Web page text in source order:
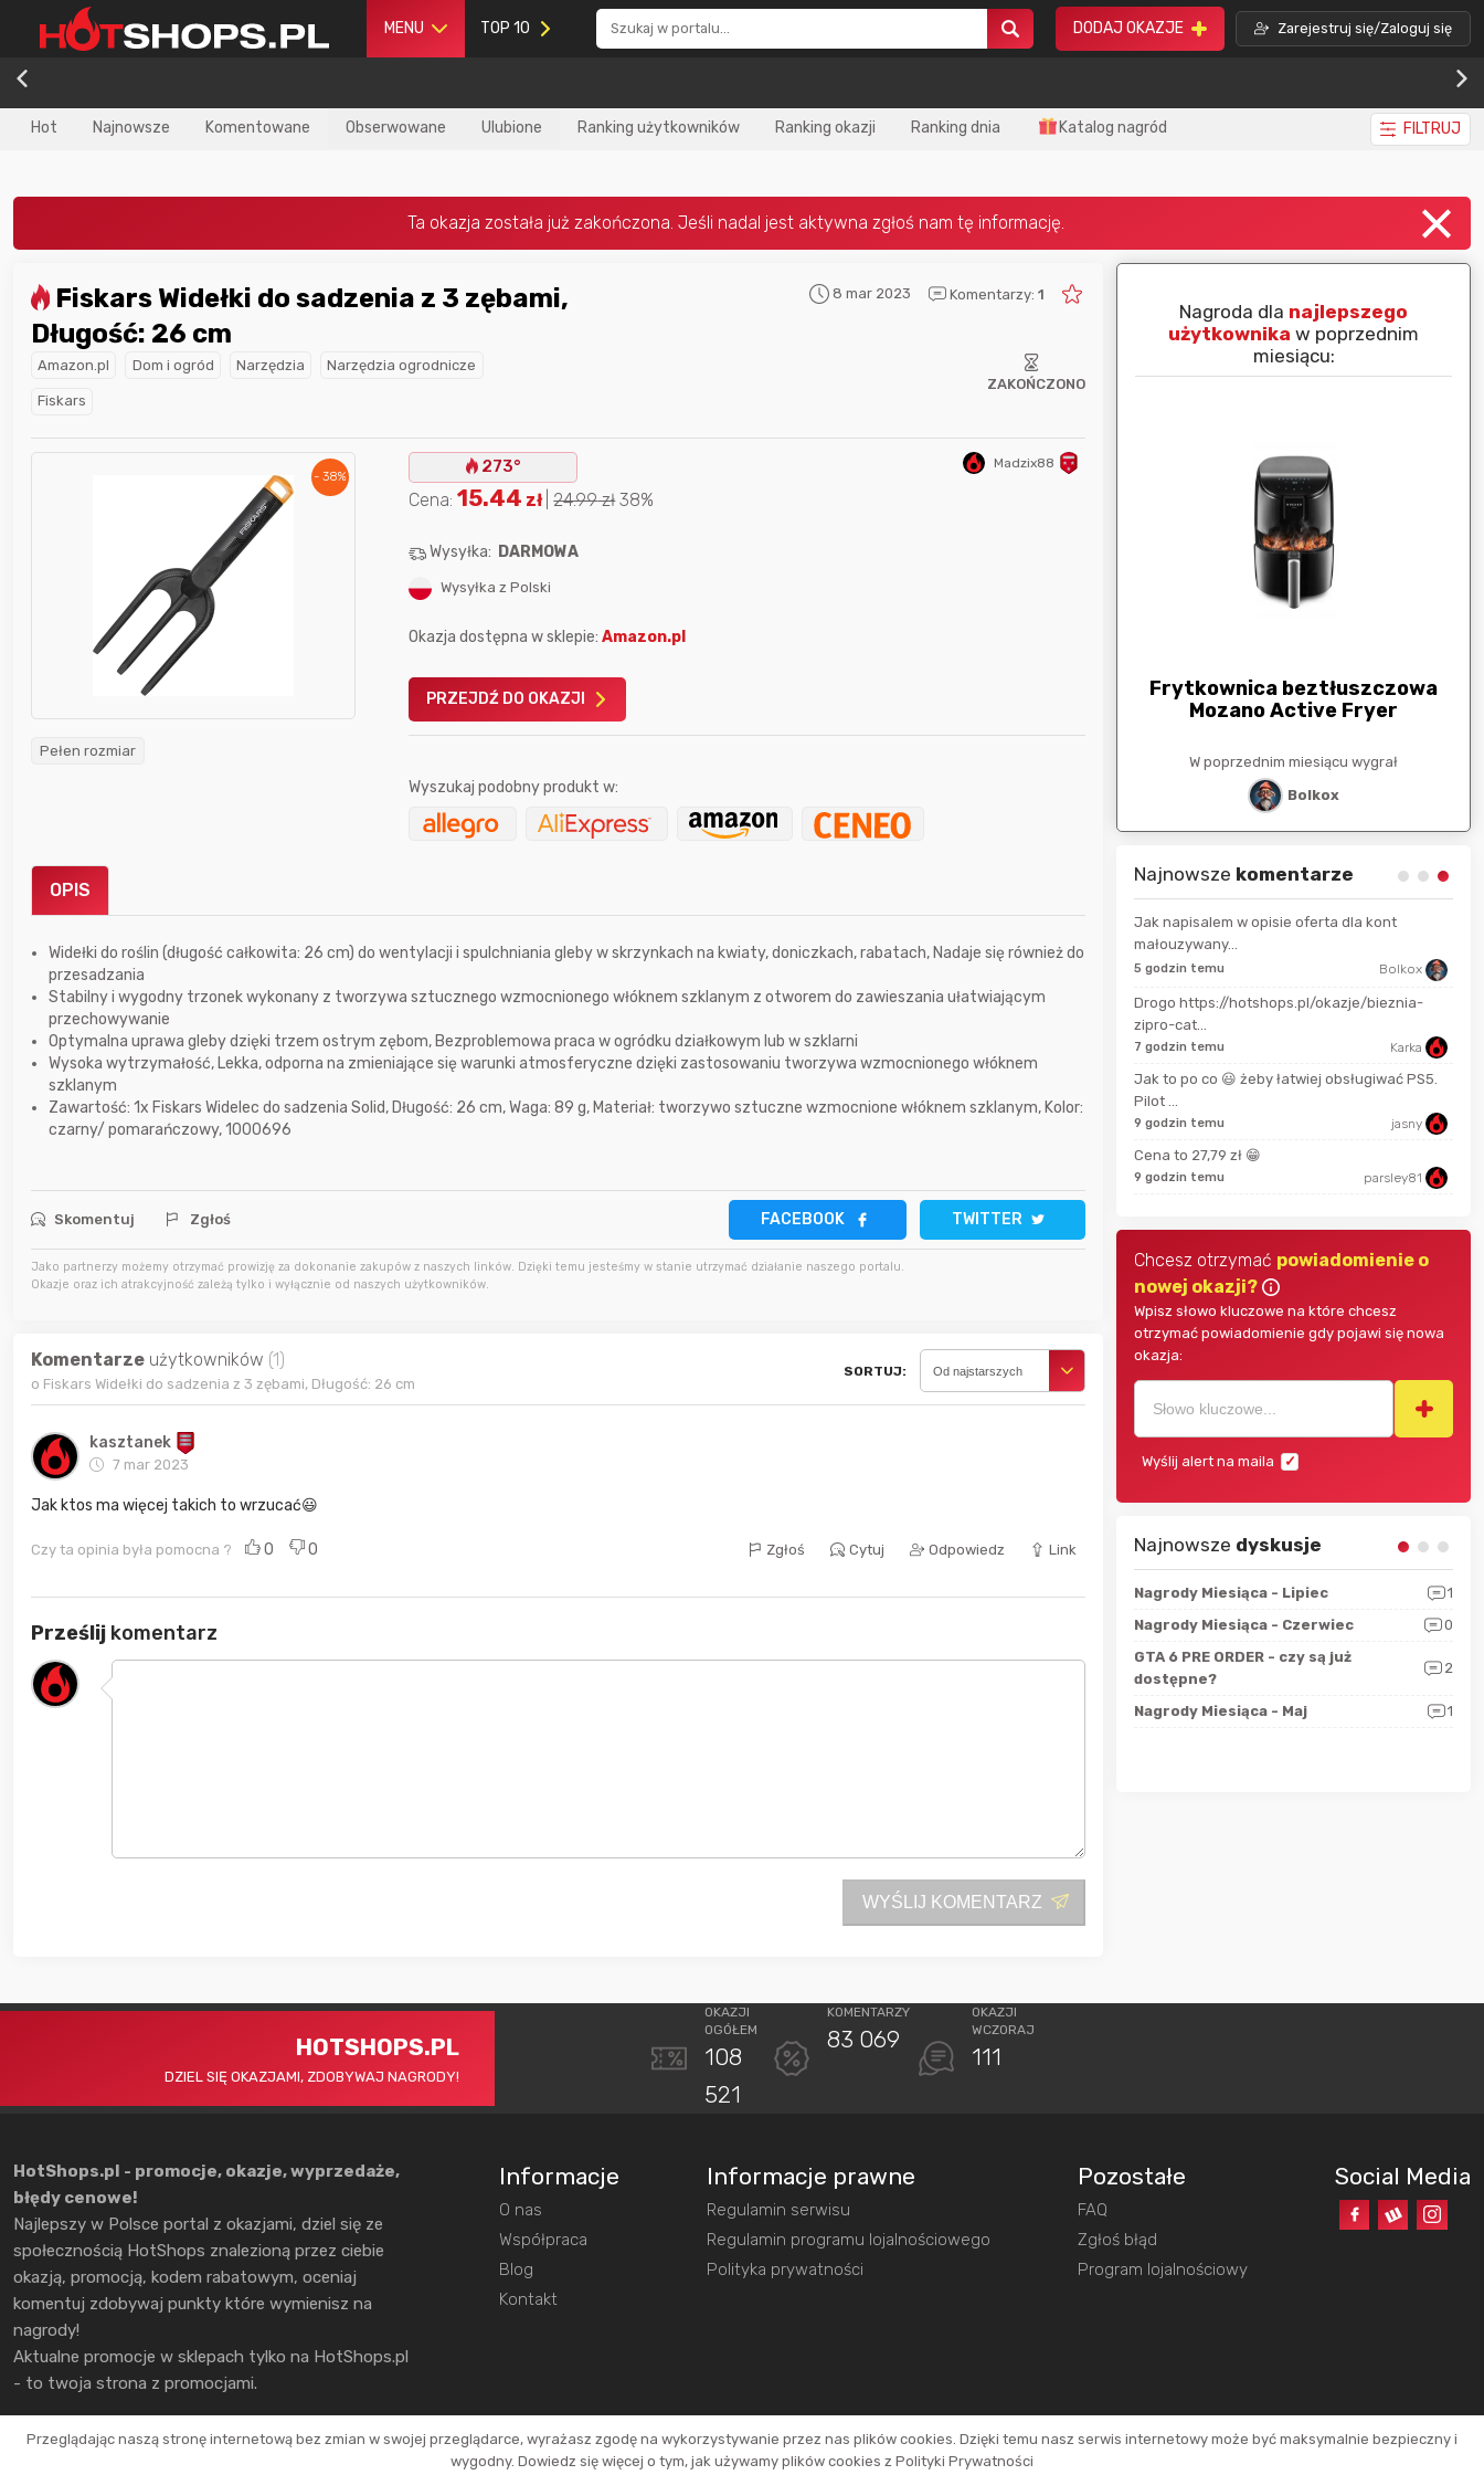
MENU TOP 10 DODAJ OKAZJE Zarejestruj się/Zaloguj się
Hot Najnowsze Komentowane Obserwowane Ulubione Ranking użytkowników Ranking okazji Ranking dnia Katalog nagród FILTRUJ
Długość: 26 cm
8 mar 2023 Komentarzy: 1
Amazon.pl Dom i ogród Narzędzia Narzędzia ogrodnicze
Fiskars
ZAKOŃCZONO
- 38%
Pełen rozmiar
273° Madzix88
Cena:15.44 zł 24.99zł 38%
Wysyłka: DARMOWA
Wysyłka z Polski
Okazja dostępna w sklepie:Amazon.pl
PRZEJDŹ DO OKAZJI
Wyszukaj podobny produkt w:
OPIS
Widełki do roślin (długość całkowita: 26 cm) do wentylacji i spulchniania gleby w skrzynkach na kwiaty, doniczkach, rabatach, Nadaje się również do
przesadzania
Stabilny i wygodny trzonek wykonany z tworzywa sztucznego wzmocnionego włóknem szklanym z otworem do zawieszania ułatwiającym
przechowywanie
Optymalna uprawa gleby dzięki trzem ostrym zębom, Bezproblemowa praca w ogródku działkowym lub w szklarni
Wysoka wytrzymałość, Lekka, odporna na zmieniające się warunki atmosferyczne dzięki zastosowaniu tworzywa wzmocnionego włóknem
szklanym
Zawartość: 1x Fiskars Widelec do sadzenia Solid, Długość: 26 cm, Waga: 89 g, Materiał: tworzywo sztuczne wzmocnione włóknem szklanym, Kolor:
czarny/ pomarańczowy, 1000696
Skomentuj Zgłoś FACEBOOK TWITTER
Jako partnerzy możemy otrzymać prowizję za dokonanie zakupów z naszych linków. Dzięki temu jesteśmy w stanie utrzymać działanie naszego portalu.
Okazje oraz ich atrakcyjność zależą tylko i wyłącznie od naszych użytkowników.
Komentarze użytkowników (1)
o Fiskars Widełki do sadzenia z 3 zębami, Długość: 26 cm
SORTUJ: Od najstarszych
kasztanek
7 mar 2023
Jak ktos ma więcej takich to wrzucać😃
Czy ta opinia była pomocna ? 0 0 Zgłoś Cytuj Odpowiedz Link
Prześlij komentarz
WYŚLIJ KOMENTARZ
najlepszego
w poprzednim
beztłuszczowa
Nagroda dlanajlepszego
użytkownika
DW900 1600W
Nagroda za
Allegro 150zł
W poprzednim miesiącu wygrał
Nagroda dla najlepszego
użytkownika w poprzednim
miesiącu:
Frytkownica beztłuszczowa
Mozano Active Fryer
W poprzednim miesiącu wygrał
Bolkox
Najnowsze komentarze
7 godzin temu Karka
9 godzin temu
9 sekund temu Mostek
4 godziny temu
Jak napisalem w opisie oferta dla kont
małouzywany...
5 godzin temu Bolkox
Drogo https://hotshops.pl/okazje/bieznia-
zipro-cat...
7 godzin temu Karka
Jak to po co 😃 żeby łatwiej obsługiwać PS5.
Pilot ...
9 godzin temu jasny
Cena to 27,79 zł 😁
9 godzin temu parsley81
Chcesz otrzymać powiadomienie o
nowej okazji?
Wpisz słowo kluczowe na które chcesz
otrzymać powiadomienie gdy pojawi się nowa
okazja:
Wyślij alert na maila
Najnowsze dyskusje
Nagrody Miesiąca - Lipiec
1
Nagrody Miesiąca - Czerwiec
0
GTA 6 PRE ORDER - czy są już
dostępne?
2
Nagrody Miesiąca - Maj 1
HOTSHOPS.PL
DZIEL SIĘ OKAZJAMI, ZDOBYWAJ NAGRODY!
OKAZJI
OGÓŁEM
108
521
KOMENTARZY
83 069
OKAZJI
WCZORAJ
111
HotShops.pl - promocje, okazje, wyprzedaże,
błędy cenowe!
Najlepszy w Polsce portal z okazjami, dziel się ze
społecznością HotShops znalezioną przez ciebie
okazją, promocją, kodem rabatowym, oceniaj
komentuj zdobywaj punkty które wymienisz na
nagrody!
Aktualne promocje w sklepach tylko na HotShops.pl
- to twoja strona z promocjami.
Informacje
O nas
Współpraca
Blog
Kontakt
Informacje prawne
Regulamin serwisu
Regulamin programu lojalnościowego
Polityka prywatności
Pozostałe
FAQ
Zgłoś błąd
Program lojalnościowy
Social Media
Copyright © 2026 HotShops.pl - Wszelkie prawa zastrzeżone.
Przeglądając naszą stronę internetową bez zmian w swojej przeglądarce, wyrażasz zgodę na wykorzystywanie przez nas plików cookies. Dzięki temu nasz serwis internetowy może być maksymalnie bezpieczny i
wygodny. Dowiedz się więcej o tym, jak używamy plików cookies z Polityki Prywatności